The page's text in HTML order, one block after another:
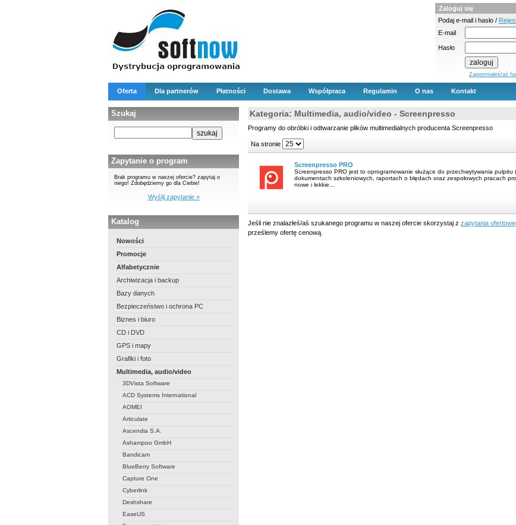
Zaloguj się
Podaj e-mail i hasło /
E-mail
Hasło
Zapomniałeś/aś
Oferta Dla partnerów Płatności Dostawa Współpraca Regulamin O nas Kontakt
Szukaj
Zapytanie o program
Brak programu w naszej ofercie? zapytaj o
niego! Zdobędziemy go dla Ciebie!
Wyślij zapytanie »
Katalog
Nowości
Promocje
Alfabetycznie
Archiwizacja i backup
Bazy danych
Bezpieczeństwo i ochrona PC
Biznes i biuro
CD i DVD
GPS i mapy
Grafiki i foto
Multimedia, audio/video
3DVista Software
ACD Systems International
AOMEI
Articulate
Ascendia S.A.
Ashampoo GmbH
Bandicam
BlueBerry Software
Capture One
Cyberlink
Deshshare
EaseUS
Kategoria: Multimedia, audio/video - Screenpresso
Programy do obróbki i odtwarzanie plików multimedialnych producenta Screenpresso
Na stronie
Screenpresso PRO
Screenpresso PRO jest to oprogramowanie służące do przechwytywania pulpitu
dokumentach szkoleniowych, raportach o błędach oraz zespołowych pracach
nowe i lekkie...
Jeśli nie znalazłeś/aś szukanego programu w naszej ofercie skorzystaj z zapytania
prześlemy ofertę cenową.